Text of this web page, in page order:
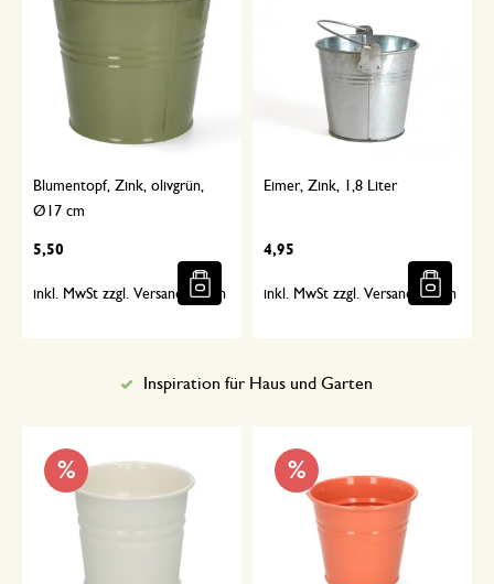
Blumentopf, Zink, olivgrün,
Ø17 cm
5,50
inkl. MwSt zzgl. Versandkosten
Eimer, Zink, 1,8 Liter
4,95
inkl. MwSt zzgl. Versandkosten
% %
Inspiration für Haus und Garten